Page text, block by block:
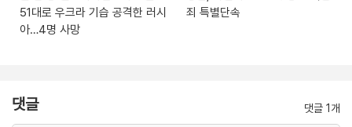
51대로 우크라 기습 공격한 러시
아…4명 사망
죄 특별단속
댓글 댓글 1개